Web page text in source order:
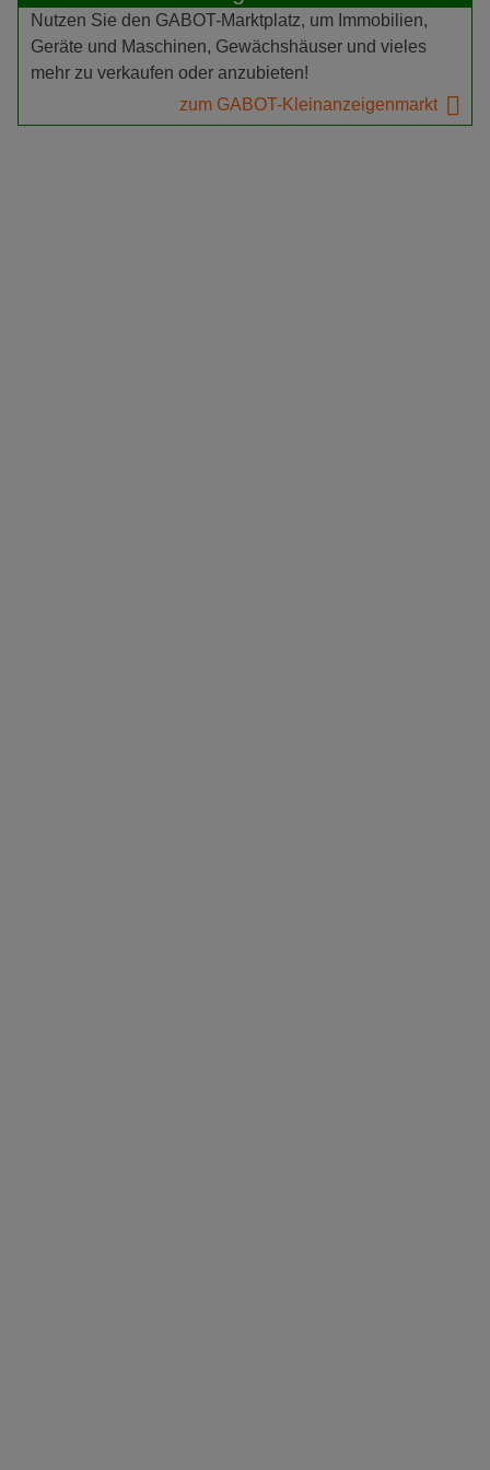
Nutzen Sie den GABOT-Marktplatz, um Immobilien,
Geräte und Maschinen, Gewächshäuser und vieles
mehr zu verkaufen oder anzubieten!
zum GABOT-Kleinanzeigenmarkt